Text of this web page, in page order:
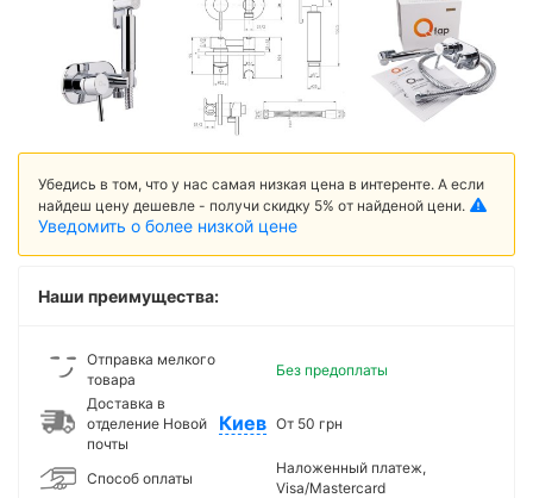
Убедись в том, что у нас самая низкая цена в интеренте. А если
найдеш цену дешевле - получи скидку 5% от найденой цени.
Уведомить о более низкой цене
Наши преимущества:
Отправка мелкого
товара
Без предоплаты
Доставка в
отделение Новой
почты
Киев От 50 грн
Способ оплаты
Наложенный платеж,
Visa/Mastercard